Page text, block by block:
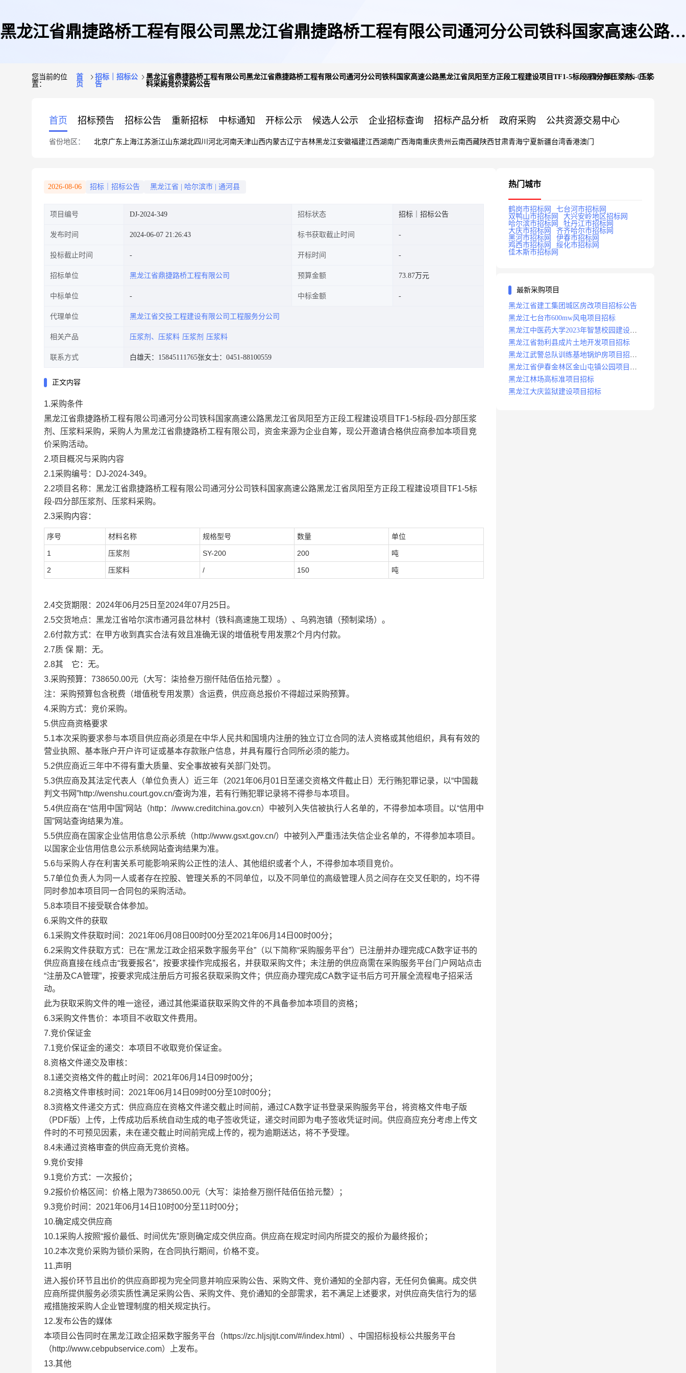
黑龙江省鼎捷路桥工程有限公司黑龙江省鼎捷路桥工程有限公司通河分公司铁科国家高速公路黑
您当前的位
置：
首
页
招标｜招标公
告
黑龙江省鼎捷路桥工程有限公司黑龙江省鼎捷路桥工程有限公司通河分公司铁科国家高速公路黑龙江省凤阳至方正段工程建设项目TF1-5标段-四分部压浆剂、压浆
料采购竞价采购公告
更新时间：2026-07-25
首页 招标预告 招标公告 重新招标 中标通知 开标公示 候选人公示 企业招标查询 招标产品分析 政府采购 公共资源交易中心
省份地区： 北京广东 上海江苏浙江山东湖北四川 河北河南天津山西内蒙古辽宁吉林黑龙江安徽福建江西湖南广西海南重庆贵州 云南西藏陕西甘肃青海宁夏新疆台湾香港澳门
2026-08-06 招标｜招标公告 黑龙江省 哈尔滨市 通河县
项目编号 DJ-2024-349 招标状态 招标｜招标公告
发布时间 2024-06-07 21:26:43 标书获取截止时间
投标截止时间 开标时间
招标单位 黑龙江省鼎捷路桥工程有限公司 预算金额 73.87万元
中标单位 中标金额
代理单位 黑龙江省交投工程建设有限公司工程服务分公司
相关产品 压浆剂、压浆料 压浆剂 压浆料
联系方式 白雄天：15845111765张女士：0451-88100559
正文内容
1.采购条件
黑龙江省鼎捷路桥工程有限公司通河分公司铁科国家高速公路黑龙江省凤阳至方正段工程建设项目TF1-5标段-四分部压浆
剂、压浆料采购，采购人为黑龙江省鼎捷路桥工程有限公司，资金来源为企业自筹，现公开邀请合格供应商参加本项目竞
价采购活动。
2.项目概况与采购内容
2.1采购编号： DJ-2024-349。
2.2项目名称： 黑龙江省鼎捷路桥工程有限公司通河分公司铁科国家高速公路黑龙江省凤阳至方正段工程建设项目TF1-5标
段-四分部压浆剂、压浆料采购。
2.3采购内容：
序号 材料名称 规格型号 数量 单位
1 压浆剂 SY-200 200 吨
2 压浆料 / 150 吨
2.4交货期限 ： 2024年06月 25 日至2024年07月 25 日 。
2.5交货地点 ： 黑龙江省哈尔滨市通河县岔林村（铁科高速施工现场）、乌鸦泡镇（预制梁场） 。
2.6付款方式： 在甲方收到真实合法有效且准确无误的增值税专用发票2个月内付款。
2.7质 保 期： 无。
2.8其 它： 无。
3.采购预算： 738650.00元（大写： 柒拾叁万捌仟陆佰伍拾元整） 。
注：采购预算包含税费（增值税专用发票）含运费， 供应商总报价不得超过采购预算。
4.采购方式： 竞价采购。
5.供应商资格要求
5.1本次采购要求参与本项目供应商必须是在中华人民共和国境内注册的独立订立合同的法人资格或其他组织，具有有效的
营业执照、基本账户开户许可证或基本存款账户信息，并具有履行合同所必须的能力。
5.2供应商近三年中不得有重大质量、安全事故被有关部门处罚。
5.3供应商及其法定代表人（单位负责人） 近三年 （2021年06月 01 日 至递交资格文件截止日 ） 无行贿犯罪记录，以“中国裁
判文书网”http://wenshu.court.gov.cn/查询为准，若有行贿犯罪记录将不得参与本项目。
5.4供应商在“信用中国”网站（http： //www.creditchina.gov.cn）中被列入失信被执行人名单的，不得参加本项目。 以“信用中
国”网站查询结果为准。
5.5供应商在国家企业信用信息公示系统（http://www.gsxt.gov.cn/）中被列入严重违法失信企业名单的，不得参加本项目。
以国家企业信用信息公示系统网站查询结果为准。
5.6与采购人存在利害关系可能影响采购公正性的法人、 其他组织或者个人 ，不得参加本项目竞价。
5.7单位负责人为同一人或者存在控股、管理关系的不同单位，以及不同单位的高级管理人员之间存在交叉任职的，均不得
同时参加本项目同一合同包的采购活动。
5.8本项目不接受联合体参加。
6.采购文件的获取
6.1采购文件获取时间： 2021年06月 08 日 00时00分至2021年06月 14 日 00时00分 ；
6.2采购文件获取方式：已在“黑龙江政企招采数字服务平台” （以下简称“采购服务平台”）已注册并办理完成CA数字证书的
供应商直接在线点击“我要报名”，按要求操作完成报名，并获取采购文件； 未注册的供应商需在采购服务平台门户网站点击
“注册及CA管理”，按要求完成注册后方可报名获取采购文件； 供应商办理完成CA数字证书后方可开展全流程电子招采活
动。
此为获取采购文件的唯一途径，通过其他渠道获取采购文件的不具备参加本项目的资格；
6.3采购文件售价：本项目不收取文件费用。
7.竞价保证金
7.1竞价保证金的递交：本项目不收取竞价保证金。
8.资格文件递交及审核：
8.1递交资格文件的截止时间： 2021年06月 14 日 09时00分 ；
8.2资格文件审核时间： 2021年06月 14 日 09时00分至10时00分 ；
8.3资格文件递交方式：供应商应在资格文件递交截止时间前，通过CA数字证书登录采购服务平台，将资格文件电子版
（PDF版）上传，上传成功后系统自动生成的电子签收凭证，递交时间即为电子签收凭证时间。供应商应充分考虑上传文
件时的不可预见因素，未在递交截止时间前完成上传的，视为逾期送达，将不予受理。
8.4未通过资格审查的供应商无竞价资格。
9.竞价安排
9.1竞价方式：一次报价；
9.2报价价格区间 ： 价格上限为738650.00元（大写： 柒拾叁万捌仟陆佰伍拾元整）
；
9.3竞价时间： 2021年06月 14 日 10时00分至11时00分 ；
10.确定成交供应商
10.1采购人按照“报价最低、时间优先”原则确定成交供应商。 供应商在规定时间内所提交的报价为最终报价；
10.2本次竞价采购为锁价采购，在合同执行期间，价格不变。
11.声明
进入报价环节且出价的供应商 即视为完全同意并响应采购公告、采购文件、竞价通知的全部内容，无任何负偏离。成交供
应商所提供服务必须实质性满足采购公告、采购文件、竞价通知的全部需求，若不满足上述要求，对供应商失信行为的惩
戒措施按采购人企业管理制度的相关规定执行。
12.发布公告的媒体
本项目公告同时在黑龙江政企招采数字服务平台 （https://zc.hljsjtjt.com/#/index.html ）、中国招标投标公共服务平台
（http://www.cebpubservice.com）
上发布。
13.其他
热门城市
鹤岗市招标网
七台河市招标网
双鸭山市招标网
大兴安岭地区招标网
哈尔滨市招标网
牡丹江市招标网
大庆市招标网
齐齐哈尔市招标网
黑河市招标网
伊春市招标网
鸡西市招标网
绥化市招标网
佳木斯市招标网
最新采购项目
黑龙江省建工集团城区房改项目招标公告
黑龙江七台市600mw风电项目招标
黑龙江中医药大学2023年智慧校园建设项
目招标公告
黑龙江省勃利县成片土地开发项目招标
黑龙江武警总队训练基地锅炉房项目招标
公示
黑龙江省伊春金林区金山屯镇公园项目招
标公告
黑龙江林场高标准项目招标
黑龙江大庆监狱建设项目招标